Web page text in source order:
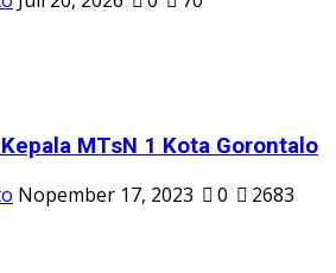
MTsN 1 Kota Gorontalo
Nopember 17, 2023 0 2683